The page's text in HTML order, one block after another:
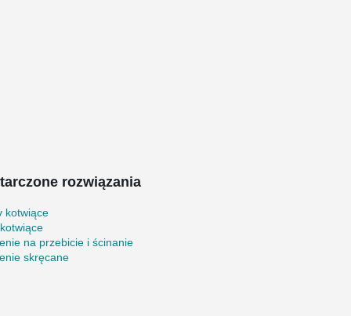
rozwiązania
kotwiące
kotwiące
na przebicie i ścinanie
skręcane